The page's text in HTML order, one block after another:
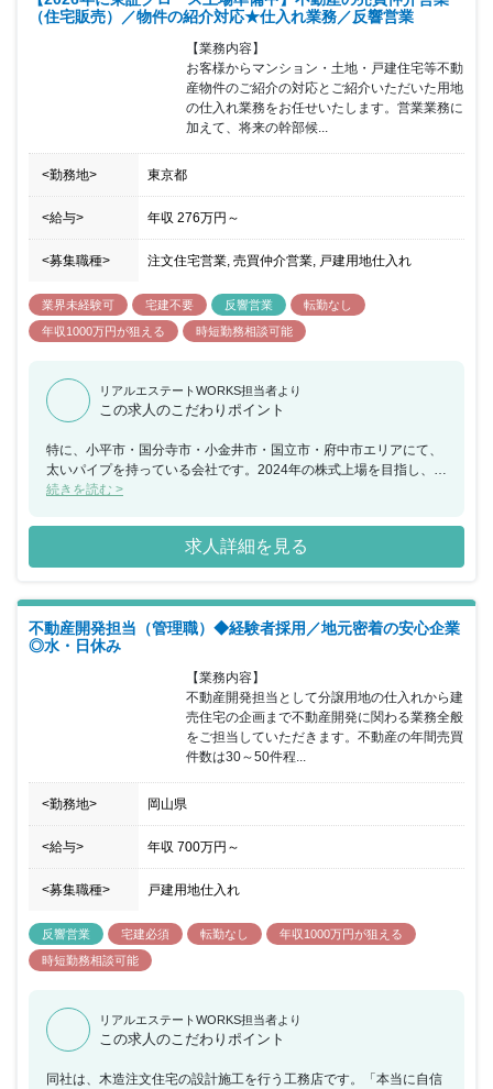
（住宅販売）／物件の紹介対応★仕入れ業務／反響営業
【業務内容】
お客様からマンション・土地・戸建住宅等不動
産物件のご紹介の対応とご紹介いただいた用地
の仕入れ業務をお任せいたします。営業業務に
加えて、将来の幹部候...
<勤務地> 東京都
<給与> 年収 276万円 ～
<募集職種> 注文住宅営業, 売買仲介営業, 戸建用地仕入れ
業界未経験可 宅建不要 反響営業
転勤なし
年収1000万円が狙える
時短勤務相談可能
リアルエステートWORKS担当者より
この求人のこだわりポイント
特に、小平市・国分寺市・小金井市・国立市・府中市エリアにて、
太いパイプを持っている会社です。2024年の株式上場を目指し、支
店や店舗を増やしていく計画です。そのため、マネジメントポジシ
アップのチャンスがあります！トップクラスの営業マンが多数いる
環境で、さらに営業スキルを磨きたい方、キャリアアップしたい方
など大歓迎です。未経験者は、約１ヶ月、本社にて座学研修があり
続きを読む >
求人詳細を見る
不動産開発担当（管理職）◆経験者採用／地元密着の安心企業
◎水・日休み
【業務内容】
不動産開発担当として分譲用地の仕入れから建
売住宅の企画まで不動産開発に関わる業務全般
をご担当していただきます。不動産の年間売買
件数は30～50件程...
<勤務地> 岡山県
<給与> 年収 700万円 ～
<募集職種> 戸建用地仕入れ
反響営業 宅建必須 転勤なし
年収1000万円が狙える
時短勤務相談可能
リアルエステートWORKS担当者より
この求人のこだわりポイント
同社は、木造注文住宅の設計施工を行う工務店です。「本当に自信